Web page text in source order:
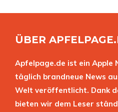
ÜBER
Apfelpage.de ist ein Apple
täglich brandneue News
Welt veröffentlicht. Dank
bieten wir dem Leser